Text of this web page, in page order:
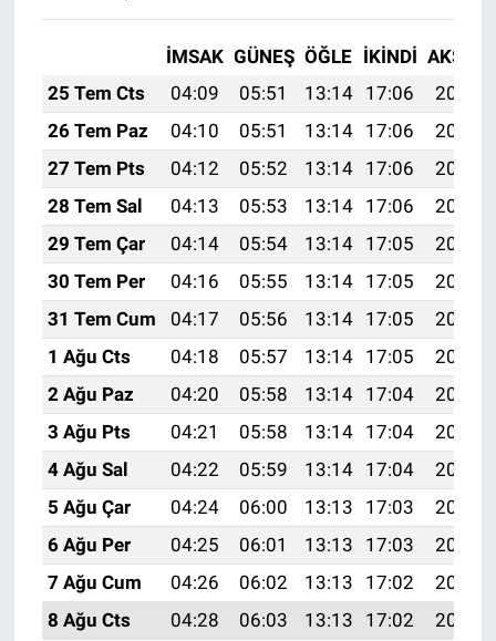
İMSAK GÜNEŞ ÖĞLE İKINDI AKŞAM
25 Tem Cts
04:09 05:51 13:14 17:06
20:27
26 Tem Paz
04:10 05:51 13:14 17:06
20:26
27 Tem Pts
04:12 05:52 13:14 17:06
20:26
28 Tem Sal
04:13 05:53 13:14 17:06
20:25
29 Tem Çar
04:14 05:54 13:14 17:05
20:24
30 Tem Per
04:16 05:55 13:14 17:05
20:23
31 Tem Cum
04:17 05:56 13:14 17:05
20:22
1 Ağu Cts
04:18 05:57 13:14 17:05
20:21
2 Ağu Paz
04:20 05:58 13:14 17:04
20:20
3 Ağu Pts
04:21 05:58 13:14 17:04
20:19
4 Ağu Sal
04:22 05:59 13:14 17:04
20:18
5 Ağu Çar
04:24 06:00 13:13 17:03
20:17
6 Ağu Per
04:25 06:01 13:13 17:03
20:16
7 Ağu Cum
04:26 06:02 13:13 17:02
20:15
8 Ağu Cts
04:28 06:03 13:13 17:02
20:13